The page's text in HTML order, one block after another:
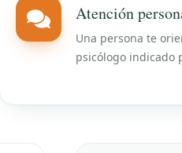
Atención
Una persona te
psicólogo indicado